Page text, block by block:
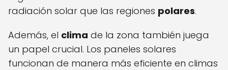
radiación solar que las regiones polares.
Además, el clima de la zona también juega
un papel crucial. Los paneles solares
funcionan de manera más eficiente en climas